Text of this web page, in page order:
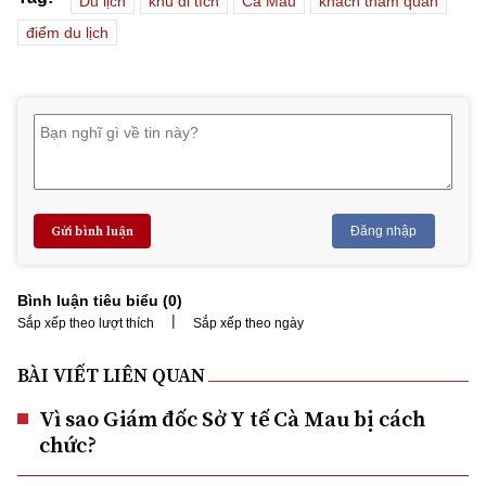
điểm du lịch
Gửi bình luận Đăng nhập
Bình luận tiêu biểu (0)
Sắp xếp theo lượt thích | Sắp xếp theo ngày
BÀI VIẾT LIÊN QUAN
Vì sao Giám đốc Sở Y tế Cà Mau bị cách
chức?